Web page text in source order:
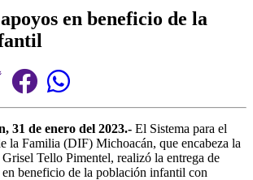
en beneficio de la
31 de enero del 2023.- El Sistema para el
la Familia (DIF) Michoacán, que encabeza la
Tello Pimentel, realizó la entrega de
en beneficio de la población infantil con